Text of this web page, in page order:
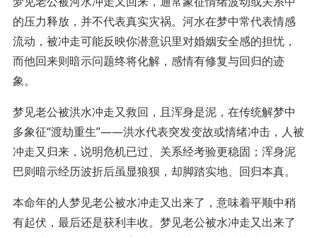
的压力释放，并不代表真实灾祸。河水在梦中常代表情感
流动，被冲走可能反映你潜意识里对婚姻安全感的担忧，
而他回来则暗示问题终将化解，感情有修复与回归的迹
象。
梦见老公被洪水冲走又救回，且浑身是泥，在传统解梦中
多象征“渡劫重生”——洪水代表突发变故或情绪冲击，人被
冲走又归来，说明危机已过、关系经考验更稳固；浑身泥
巴则暗示经历波折后虽显狼狈，却脚踏实地、回归本真。
本命年的人梦见老公被水冲走又出来了，意味着平顺中稍
有起伏，最后还是获利丰收。梦见老公被水冲走又出来了